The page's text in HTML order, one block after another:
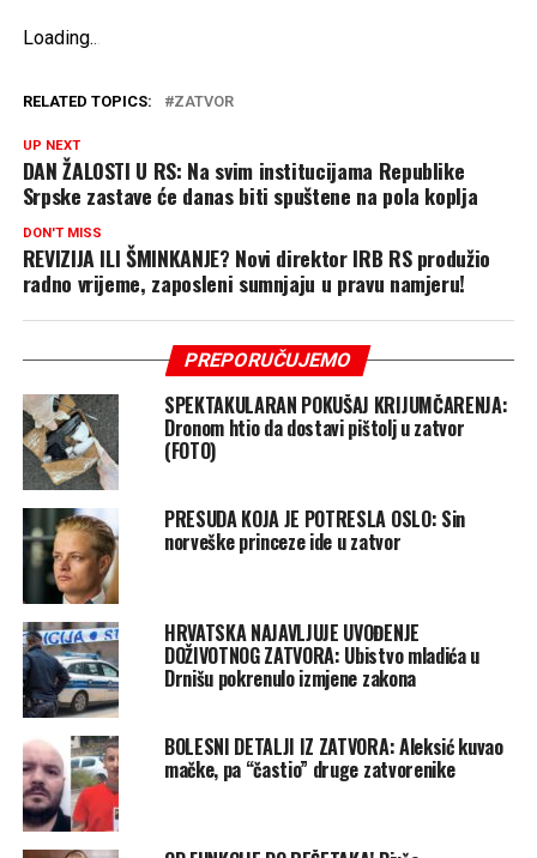
Loading..
RELATED TOPICS: ZATVOR
UP NEXT
DAN ŽALOSTI U RS: Na svim institucijama Republike
Srpske zastave će danas biti spuštene na pola koplja
DON'T MISS
REVIZIJA ILI ŠMINKANJE? Novi direktor IRB RS produžio
radno vrijeme, zaposleni sumnjaju u pravu namjeru!
PREPORUČUJEMO
SPEKTAKULARAN POKUŠAJ KRIJUMČARENJA:
Dronom htio da dostavi pištolj u zatvor
(FOTO)
PRESUDA KOJA JE POTRESLA OSLO: Sin
norveške princeze ide u zatvor
HRVATSKA NAJAVLJUJE UVOĐENJE
DOŽIVOTNOG ZATVORA: Ubistvo mladića u
Drnišu pokrenulo izmjene zakona
BOLESNI DETALJI IZ ZATVORA: Aleksić kuvao
mačke, pa “častio” druge zatvorenike